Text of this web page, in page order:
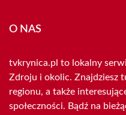
O NAS
tvkrynica.pl to lokalny
Zdroju i okolic. Znajdziesz
regionu, a także
społeczności. Bądź na